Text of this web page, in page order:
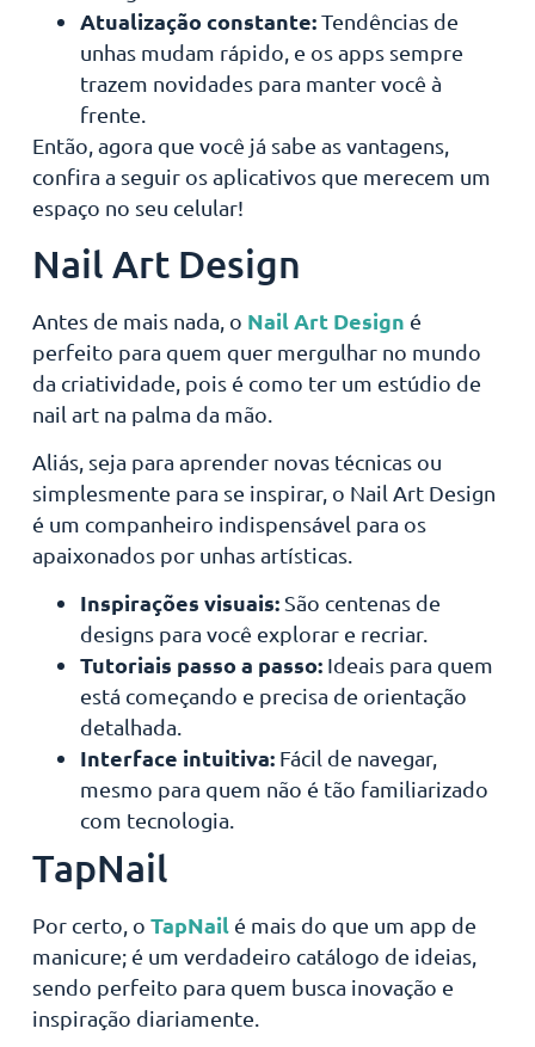
Atualização constante:Tendências de
unhas mudam rápido, e os apps sempre
trazem novidades para manter você à
frente.
Então, agora que você já sabe as vantagens,
confira a seguir os aplicativos que merecem um
espaço no seu celular!
Nail Art Design
Antes de mais nada, o Nail Art Design é
perfeito para quem quer mergulhar no mundo
da criatividade, pois é como ter um estúdio de
nail art na palma da mão.
Aliás, seja para aprender novas técnicas ou
simplesmente para se inspirar, o Nail Art Design
é um companheiro indispensável para os
apaixonados por unhas artísticas.
Inspirações visuais:São centenas de
designs para você explorar e recriar.
Tutoriais passo a passo:Ideais para quem
está começando e precisa de orientação
detalhada.
Interface intuitiva:Fácil de navegar,
mesmo para quem não é tão familiarizado
com tecnologia.
TapNail
Por certo, o TapNailé mais do que um app de
manicure; é um verdadeiro catálogo de ideias,
sendo perfeito para quem busca inovação e
inspiração diariamente.